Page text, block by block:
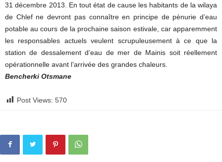
31 décembre 2013. En tout état de cause les habitants de la wilaya
de Chlef ne devront pas connaître en principe de pénurie d’eau
potable au cours de la prochaine saison estivale, car apparemment
les responsables actuels veulent scrupuleusement à ce que la
station de dessalement d’eau de mer de Mainis soit réellement
opérationnelle avant l’arrivée des grandes chaleurs.
Bencherki Otsmane
Post Views: 570